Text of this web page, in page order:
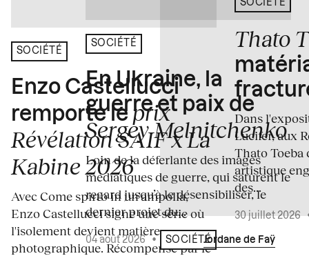
SOCIÉTÉ
Enzo Castellucci
remporte le prix
Révélation SAIF x La
Kabine 2026
Avec Come spirto in un'ampolla,
Enzo Castellucci signe une série où
l'isolement devient matière
photographique. Récompensé par le
SOCIÉTÉ
En Ukraine, la
guerre et paix de
Sergey Melnitchenko
Loin de la déferlante des images
médiatiques de guerre, qui saturent le
regard jusqu’à le désensibiliser, le
dernier projet du...
04 août 2026 • Écrit par Jordane de Faÿ
SOCIÉTÉ
SOCIÉTÉ
Thato
Dans
Lucifer, aux
Thato Toeba
artistique
des...
30 juillet 2026